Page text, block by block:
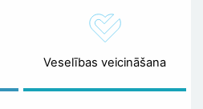
Veselības veicināšana